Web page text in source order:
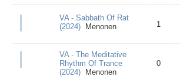
VA - Sabbath Of Rat
(2024)
Menonen 1
VA - The Meditative
Rhythm Of Trance
(2024)
Menonen
0